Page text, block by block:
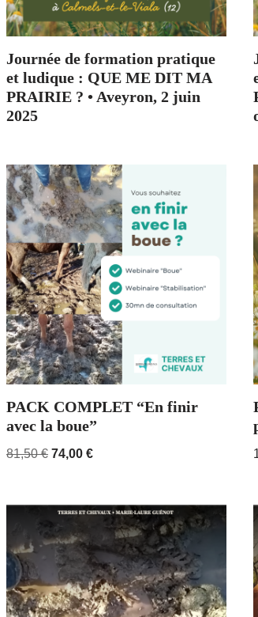
Journée de formation pratique
et ludique : QUE ME DIT MA
PRAIRIE ? • Aveyron, 2 juin
2025
PACK COMPLET “En finir
avec la boue”
81,50€ 74,00€